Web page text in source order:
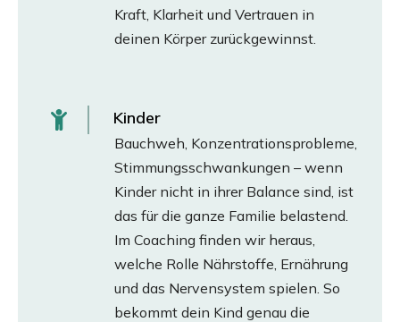
Kraft, Klarheit und Vertrauen in
deinen Körper zurückgewinnst.
Kinder
Bauchweh, Konzentrationsprobleme,
Stimmungsschwankungen – wenn
Kinder nicht in ihrer Balance sind, ist
das für die ganze Familie belastend.
Im Coaching finden wir heraus,
welche Rolle Nährstoffe, Ernährung
und das Nervensystem spielen. So
bekommt dein Kind genau die